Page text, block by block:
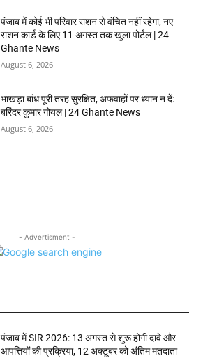
पंजाब में कोई भी परिवार राशन से वंचित नहीं रहेगा, नए
राशन कार्ड के लिए 11 अगस्त तक खुला पोर्टल | 24
Ghante News
August 6, 2026
भाखड़ा बांध पूरी तरह सुरक्षित, अफवाहों पर ध्यान न दें:
बरिंदर कुमार गोयल | 24 Ghante News
August 6, 2026
- Advertisment -
पंजाब में SIR 2026: 13 अगस्त से शुरू होगी दावे और
आपत्तियों की प्रक्रिया, 12 अक्टूबर को अंतिम मतदाता